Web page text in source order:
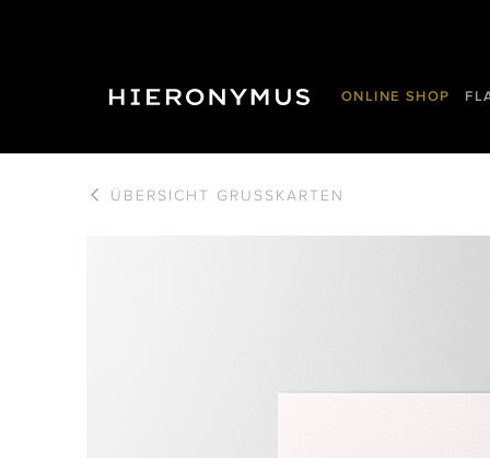
ONLINE SHOP
ÜBERSICHT GRUSSKARTEN